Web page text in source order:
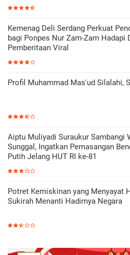
Kemenag Deli Serdang Perkuat
bagi Ponpes Nur Zam-Zam Hadapi
Pemberitaan Viral
Profil Muhammad Mas'ud Silalahi,
Aiptu Muliyadi Suraukur Sambangi
Sunggal, Ingatkan Pemasangan
Putih Jelang HUT RI ke-81
Potret Kemiskinan yang Menyayat
Sukirah Menanti Hadirnya Negara